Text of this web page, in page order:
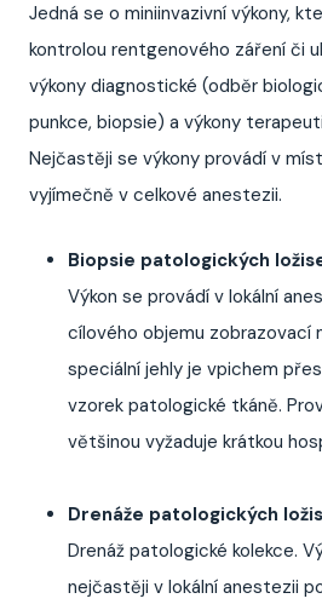
Jedná se o miniinvazivní výkony,
kontrolou rentgenového záření či
výkony diagnostické (odběr
punkce, biopsie) a výkony
Nejčastěji se výkony provádí v
vyjímečně v celkové anestezii.
Biopsie patologických
Výkon se provádí v lokální
cílového objemu zobrazovací
speciální jehly je vpichem
vzorek patologické tkáně.
většinou vyžaduje krátkou
Drenáže patologických
Drenáž patologické kolekce.
nejčastěji v lokální anestezii